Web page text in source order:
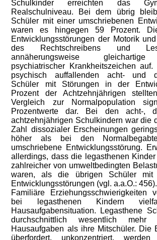
Schulkinder erreichten das
Realschulniveau. Bei dem übrig
Schüler mit einer umschriebenen
waren es hingegen 59 Prozent.
Entwicklungsstörungen der Motorik
des Rechtschreibens und
annäherungsweise gleichartige
psychiatrischer Krankheitszeichen
psychisch auffallenden acht- und
Schüler mit Störungen in der
Prozent der Achtzehnjährigen
Vergleich zur Normalpopulation
Prozentwerte dar. Bei den acht-,
achtzehnjährigen Schulkindern war die
Zahl dissozialer Erscheinungen
höher als bei den
umschriebene Entwicklungsstörung.
allerdings, dass die legasthenen
zahlreicher von umweltbedingten
waren, als die übrigen Schüler mit
Entwicklungsstörungen (vgl. a.a.O.: 456).
Familiäre Erziehungsschwierigkeiten
bei legasthenen Kindern
Hausaufgabensituation. Legasthene
durchschnittlich wesentlich
Hausaufgaben als ihre Mitschüler. Die
überfordert, unkonzentriert,